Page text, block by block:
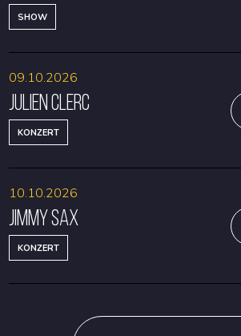
SHOW
Julien Clerc
KONZERT
09.10.2026
Jimmy Sax
KONZERT
10.10.2026